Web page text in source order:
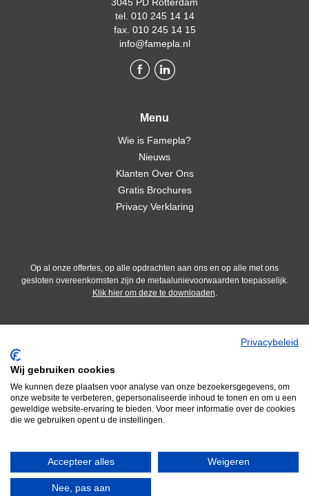
tel. 010 245 14 14
fax. 010 245 14 15
info@famepla.nl
Menu
Wie is Famepla?
Nieuws
Klanten Over Ons
Gratis Brochures
Privacy Verklaring
Op al onze offertes, op alle opdrachten aan ons en op alle met ons
gesloten overeenkomsten zijn de metaalunievoorwaarden toepasselijk.
Klik hier om deze te downloaden
Wij zijn onderdeel van Adiform BV
Waar kunnen we u mee van dienst zijn?
Privacybeleid
Wij gebruiken cookies
We kunnen deze plaatsen voor analyse van onze bezoekersgegevens, om
onze website te verbeteren, gepersonaliseerde inhoud te tonen en om u een
geweldige website-ervaring te bieden. Voor meer informatie over de cookies
die we gebruiken opent u de instellingen.
Accepteer alles Weigeren
Nee, pas aan